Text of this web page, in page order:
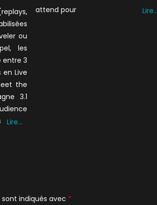
ou
les
entre 3
Live
the
3.1
Lire…
attend pour
Lire…
indiqués avec *